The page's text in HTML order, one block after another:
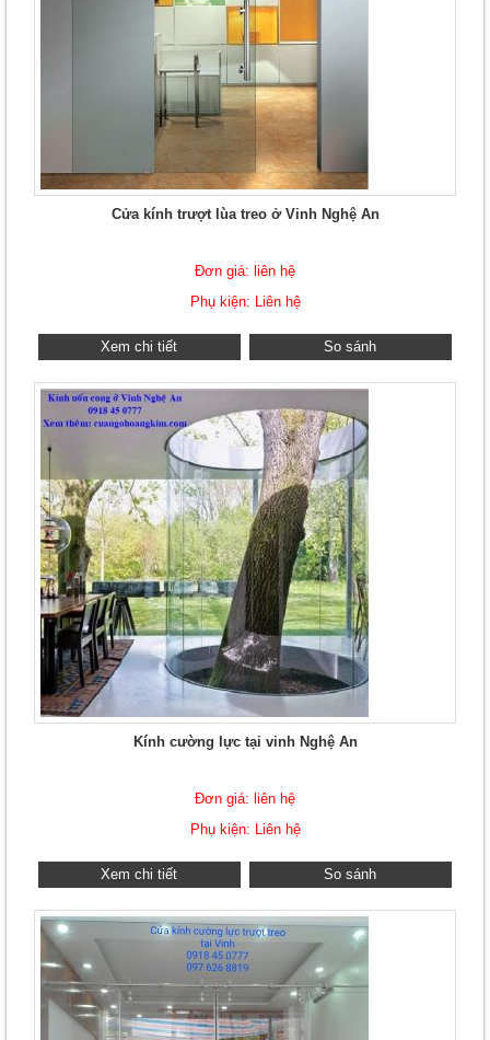
Cửa kính trượt lùa treo ở Vinh Nghệ An
Đơn giá: liên hệ
Phụ kiện: Liên hệ
Xem chi tiết So sánh
Kính cường lực tại vinh Nghệ An
Đơn giá: liên hệ
Phụ kiện: Liên hệ
Xem chi tiết So sánh